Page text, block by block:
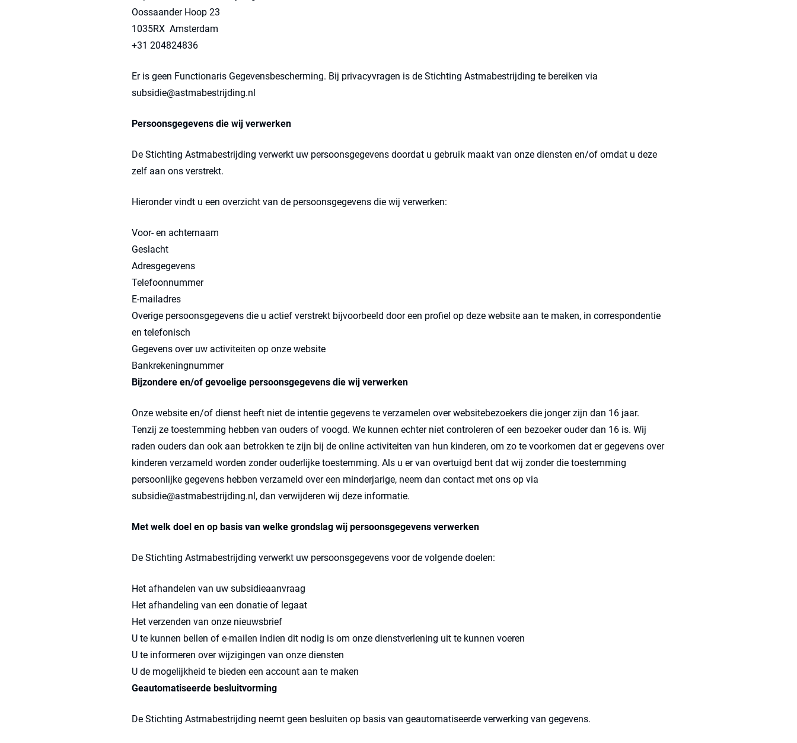
Oossaander Hoop 23
1035RX Amsterdam
+31 204824836
Er is geen Functionaris Gegevensbescherming. Bij privacyvragen is de Stichting Astmabestrijding te bereiken via
subsidie@astmabestrijding.nl
Persoonsgegevens die wij verwerken
De Stichting Astmabestrijding verwerkt uw persoonsgegevens doordat u gebruik maakt van onze diensten en/of omdat u deze
zelf aan ons verstrekt.
Hieronder vindt u een overzicht van de persoonsgegevens die wij verwerken:
Voor- en achternaam
Geslacht
Adresgegevens
Telefoonnummer
E-mailadres
Overige persoonsgegevens die u actief verstrekt bijvoorbeeld door een profiel op deze website aan te maken, in correspondentie
en telefonisch
Gegevens over uw activiteiten op onze website
Bankrekeningnummer
Bijzondere en/of gevoelige persoonsgegevens die wij verwerken
Onze website en/of dienst heeft niet de intentie gegevens te verzamelen over websitebezoekers die jonger zijn dan 16 jaar.
Tenzij ze toestemming hebben van ouders of voogd. We kunnen echter niet controleren of een bezoeker ouder dan 16 is. Wij
raden ouders dan ook aan betrokken te zijn bij de online activiteiten van hun kinderen, om zo te voorkomen dat er gegevens over
kinderen verzameld worden zonder ouderlijke toestemming. Als u er van overtuigd bent dat wij zonder die toestemming
persoonlijke gegevens hebben verzameld over een minderjarige, neem dan contact met ons op via
subsidie@astmabestrijding.nl, dan verwijderen wij deze informatie.
Met welk doel en op basis van welke grondslag wij persoonsgegevens verwerken
De Stichting Astmabestrijding verwerkt uw persoonsgegevens voor de volgende doelen:
Het afhandelen van uw subsidieaanvraag
Het afhandeling van een donatie of legaat
Het verzenden van onze nieuwsbrief
U te kunnen bellen of e-mailen indien dit nodig is om onze dienstverlening uit te kunnen voeren
U te informeren over wijzigingen van onze diensten
U de mogelijkheid te bieden een account aan te maken
Geautomatiseerde besluitvorming
De Stichting Astmabestrijding neemt geen besluiten op basis van geautomatiseerde verwerking van gegevens.